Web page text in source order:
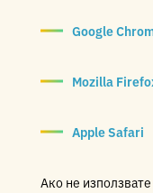
Google
Mozilla
Apple Safari
Ако не